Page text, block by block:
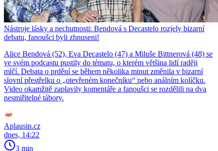
Nástroje lásky a nechutnosti: Bendová s Decastelo rozjely bizarní
debatu, fanoušci byli zhnuseni!
Alice Bendová (52), Eva Decastelo (47) a Miluše Bittnerová (48) se
ve svém podcastu pustily do tématu, o kterém většina lidí raději
mlčí. Debata o prdění se během několika minut změnila v bizarní
slovní přestřelku o „otevřeném konečníku“ nebo análním kolíčku.
Video okamžitě zaplavily komentáře a fanoušci se rozdělili na dva
nesmiřitelné tábory.
Aplausin.cz
dnes, 14:22
3 min